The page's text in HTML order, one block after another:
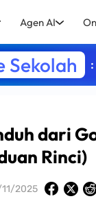
Agen AI
Sekolah
dari
Rinci)
2025